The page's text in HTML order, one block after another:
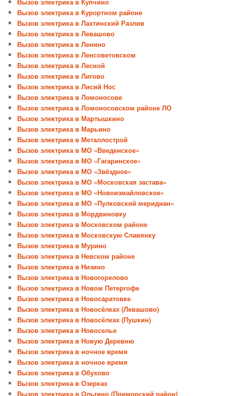
Вызов электрика в Курортном районе
Вызов электрика в Лахтинский Разлив
Вызов электрика в Левашово
Вызов электрика в Ленино
Вызов электрика в Ленсоветовском
Вызов электрика в Лесной
Вызов электрика в Лигово
Вызов электрика в Лисий Нос
Вызов электрика в Ломоносове
Вызов электрика в Ломоносовском районе ЛО
Вызов электрика в Мартышкино
Вызов электрика в Марьино
Вызов электрика в Металлострой
Вызов электрика в МО «Введенское»
Вызов электрика в МО «Гагаринское»
Вызов электрика в МО «Звёздное»
Вызов электрика в МО «Московская застава»
Вызов электрика в МО «Новоизмайловское»
Вызов электрика в МО «Пулковский меридиан»
Вызов электрика в Мордвиновку
Вызов электрика в Московском районе
Вызов электрика в Московскую Славянку
Вызов электрика в Мурино
Вызов электрика в Невском районе
Вызов электрика в Низино
Вызов электрика в Новогорелово
Вызов электрика в Новом Петергофе
Вызов электрика в Новосаратовке
Вызов электрика в Новосёлках (Левашово)
Вызов электрика в Новосёлках (Пушкин)
Вызов электрика в Новоселье
Вызов электрика в Новую Деревню
Вызов электрика в ночное время
Вызов электрика в ночное время
Вызов электрика в Обухово
Вызов электрика в Озерках
Вызов электрика в Ольгино (Приморский район)